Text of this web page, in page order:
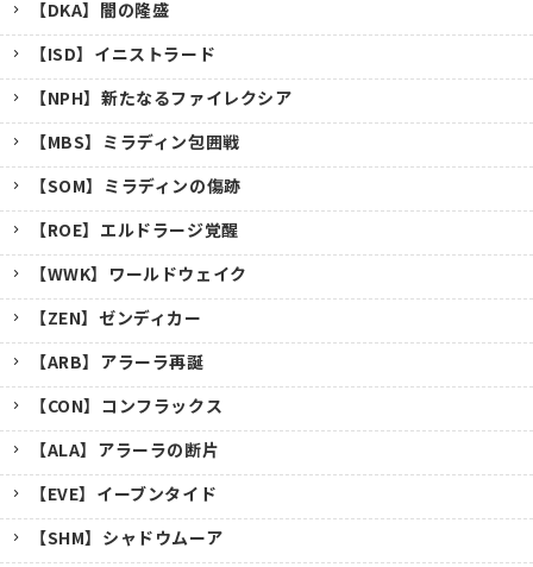
【DKA】闇の隆盛
【ISD】イニストラード
【NPH】新たなるファイレクシア
【MBS】ミラディン包囲戦
【SOM】ミラディンの傷跡
【ROE】エルドラージ覚醒
【WWK】ワールドウェイク
【ZEN】ゼンディカー
【ARB】アラーラ再誕
【CON】コンフラックス
【ALA】アラーラの断片
【EVE】イーブンタイド
【SHM】シャドウムーア